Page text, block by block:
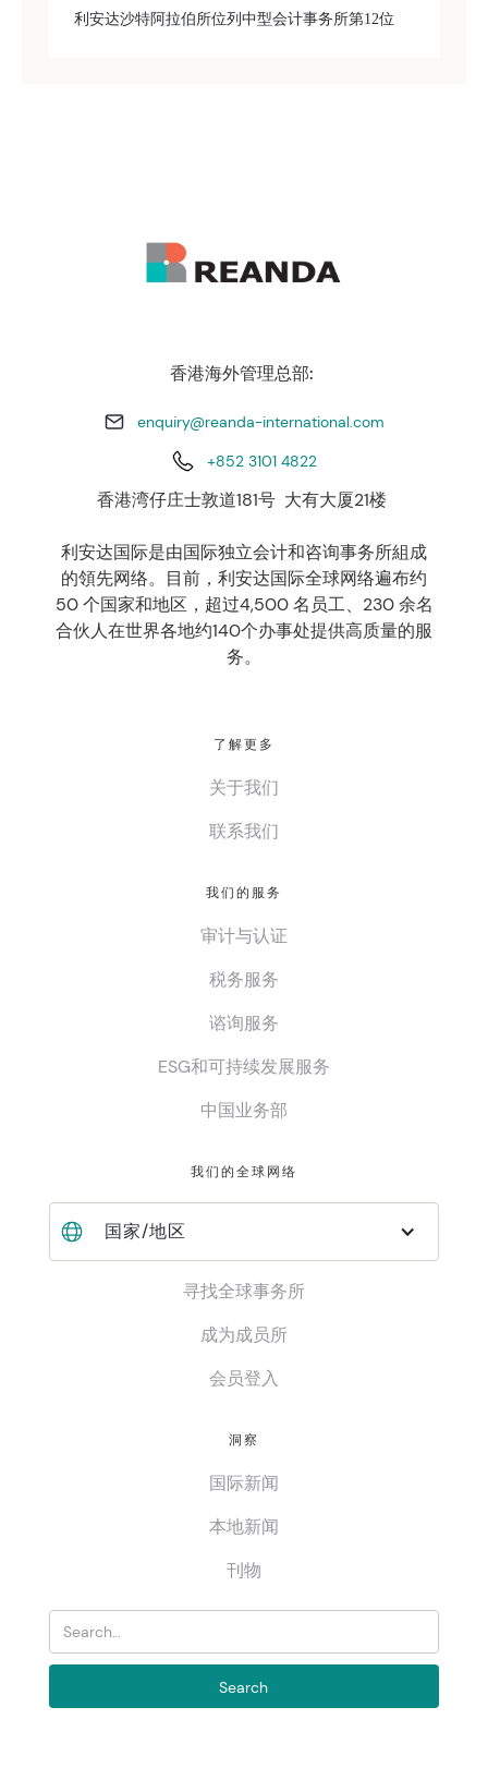
利安达沙特阿拉伯所位列中型会计事务所第12位
香港海外管理总部:
enquiry@reanda-international.com
+852 3101 4822
香港湾仔庄士敦道181号 大有大厦21楼
利安达国际是由国际独立会计和咨询事务所組成
的領先网络。目前，利安达国际全球网络遍布约
50 个国家和地区，超过4,500 名员工、230 余名
合伙人在世界各地约140个办事处提供高质量的服
务。
了解更多
关于我们
联系我们
我们的服务
审计与认证
税务服务
谘询服务
ESG和可持续发展服务
中国业务部
我们的全球网络
国家/地区
寻找全球事务所
成为成员所
会员登入
洞察
国际新闻
本地新闻
刊物